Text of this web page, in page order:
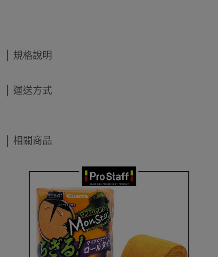
規格說明
運送方式
相關商品